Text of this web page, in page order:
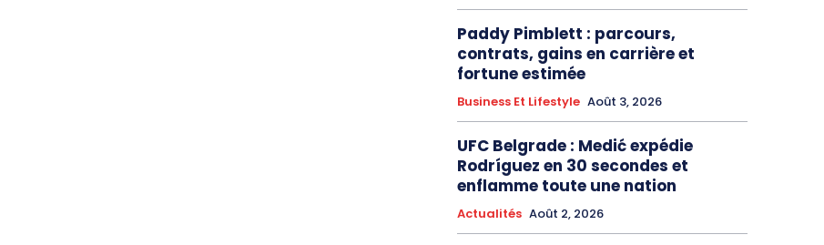
Paddy Pimblett : parcours,
contrats, gains en carrière et
fortune estimée
Business Et Lifestyle Août 3, 2026
UFC Belgrade : Medić expédie
Rodríguez en 30 secondes et
enflamme toute une nation
Actualités Août 2, 2026